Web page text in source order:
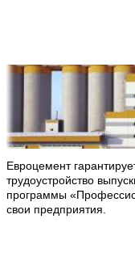
Евроцемент
трудоустройство
программы
свои предприятия.